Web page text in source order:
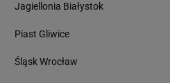
Jagiellonia Białystok
Piast Gliwice
Śląsk Wrocław